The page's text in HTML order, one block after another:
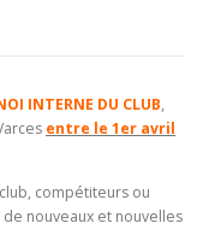
INTERNE DU CLUB,
entre le 1er avril
compétiteurs ou
nouveaux et nouvelles